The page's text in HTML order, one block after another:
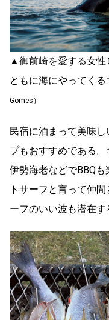
▲御前崎を愛する女性
ともに海にやってく
Gomes）
民宿に泊まって美味
プもおすすめである
伊勢海老などでBBQ
トサーフと言って仲
ーフのいい波も潜在す